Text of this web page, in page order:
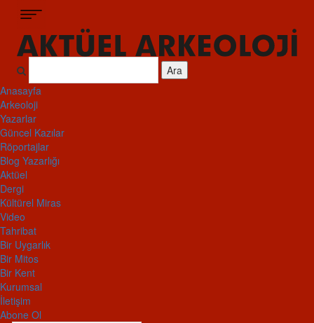
Ara
Anasayfa
Arkeoloji
Yazarlar
Güncel Kazılar
Röportajlar
Blog Yazarlığı
Aktüel
Dergi
Kültürel Miras
Video
Tahribat
Bir Uygarlık
Bir Mitos
Bir Kent
Kurumsal
İletişim
Abone Ol